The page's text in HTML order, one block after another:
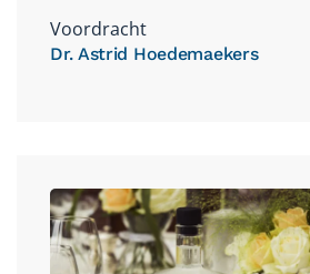
Voordracht
Dr. Astrid Hoedemaekers